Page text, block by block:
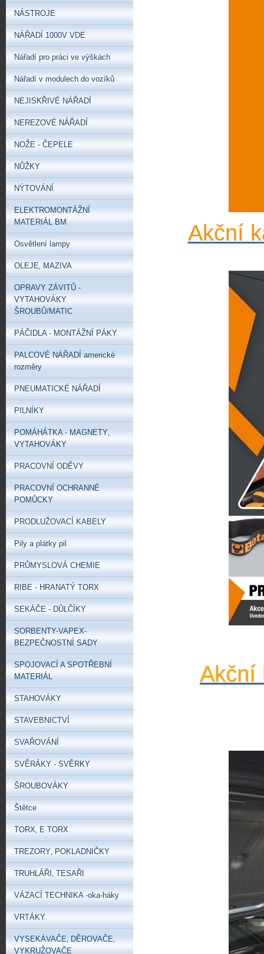
Akční
Akční
NÁSTROJE
NÁŘADÍ 1000V VDE
Nářadí pro práci ve výškách
Nářadí v modulech do vozíků
NEJISKŘIVÉ NÁŘADÍ
NEREZOVÉ NÁŘADÍ
NOŽE - ČEPELE
NŮŽKY
NÝTOVÁNÍ
ELEKTROMONTÁŽNÍ
MATERIÁL BM
Osvětlení lampy
OLEJE‚ MAZIVA
OPRAVY ZÁVITŮ -
VYTAHOVÁKY
ŠROUBŮ/MATIC
PÁČIDLA - MONTÁŽNÍ PÁKY
PALCOVÉ NÁŘADÍ americké
rozměry
PNEUMATICKÉ NÁŘADÍ
PILNÍKY
POMÁHÁTKA - MAGNETY‚
VYTAHOVÁKY
PRACOVNÍ ODĚVY
PRACOVNÍ OCHRANNÉ
POMŮCKY
PRODLUŽOVACÍ KABELY
Pily a plátky pil
PRŮMYSLOVÁ CHEMIE
RIBE - HRANATÝ TORX
SEKÁČE - DŮLČÍKY
SORBENTY-VAPEX-
BEZPEČNOSTNÍ SADY
SPOJOVACÍ A SPOTŘEBNÍ
MATERIÁL
STAHOVÁKY
STAVEBNICTVÍ
SVAŘOVÁNÍ
SVĚRÁKY - SVĚRKY
ŠROUBOVÁKY
Štětce
TORX‚ E TORX
TREZORY‚ POKLADNIČKY
TRUHLÁŘI‚ TESAŘI
VÁZACÍ TECHNIKA -oka-háky
VRTÁKY
VYSEKÁVAČE‚ DĚROVAČE‚
VYKRUŽOVAČE